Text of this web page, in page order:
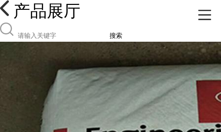
产品展厅
搜索